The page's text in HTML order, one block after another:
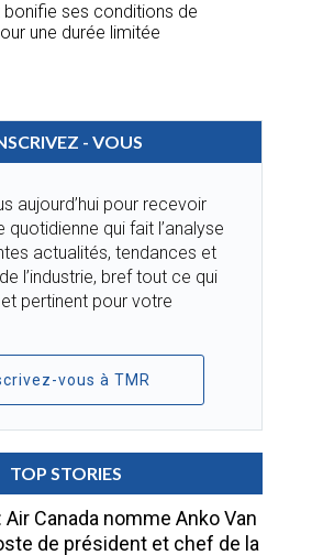
bonifie ses conditions de
une durée limitée
- VOUS
aujourd’hui pour recevoir
qui fait l’analyse
actualités, tendances et
l’industrie, bref tout ce qui
pertinent pour votre
vous à TMR
TOP STORIES
Canada nomme Anko Van
de président et chef de la